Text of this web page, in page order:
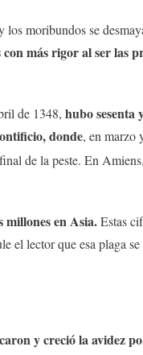
los moribundos se
con más rigor al ser las
de 1348, hubo sesenta
donde, en marzo
de la peste. En
millones en Asia.Estas
el lector que esa plaga
y creció la avidez